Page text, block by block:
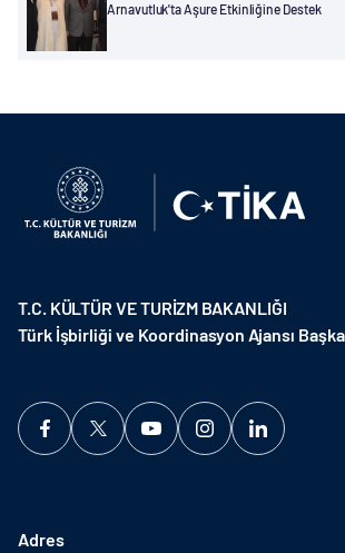
Arnavutluk'ta Aşure Etkinliğine Destek
T.C. KÜLTÜR VE TURİZM BAKANLIĞI
Türk İşbirliği ve Koordinasyon Ajansı
Adres